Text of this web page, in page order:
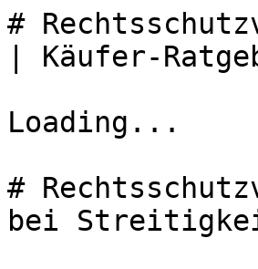
#
| Käufer-
Loading...
#
bei